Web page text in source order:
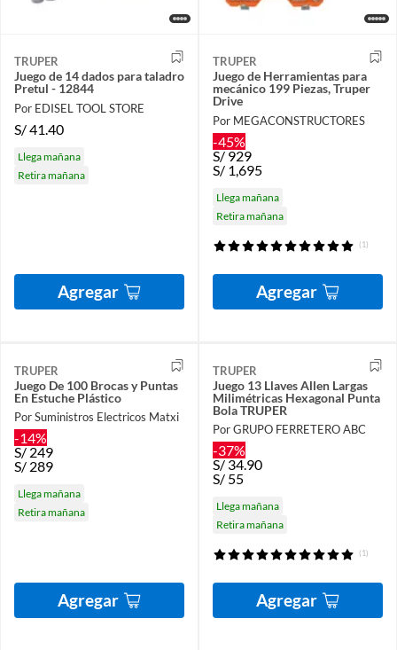
TRUPER
Juego de 14 dados para taladro
Pretul - 12844
Por EDISEL TOOL STORE
S/41.40
Llega mañana
Retira mañana
Agregar
TRUPER
Juego de Herramientas para
mecánico 199 Piezas, Truper
Drive
Por MEGACONSTRUCTORES
-45%
S/929
S/ 1,695
Llega mañana
Retira mañana
(1)
Agregar
TRUPER
Juego De 100 Brocas y Puntas
En Estuche Plástico
Por Suministros Electricos Matxi
-14%
S/249
S/ 289
Llega mañana
Retira mañana
Agregar
TRUPER
Juego 13 Llaves Allen Largas
Milimétricas Hexagonal Punta
Bola TRUPER
Por GRUPO FERRETERO ABC
-37%
S/34.90
S/ 55
Llega mañana
Retira mañana
(1)
Agregar